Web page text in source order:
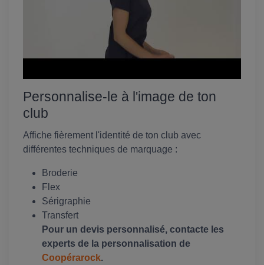
Personnalise-le à l'image de ton
club
Affiche fièrement l'identité de ton club avec
différentes techniques de marquage :
Broderie
Flex
Sérigraphie
Transfert
Pour un devis personnalisé, contacte les
experts de la personnalisation de
Coopérarock.